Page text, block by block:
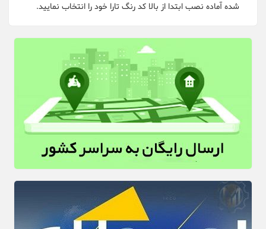
شده آماده نصب ابتدا از بالا کد رنگ تارا خود را انتخاب نمایید.